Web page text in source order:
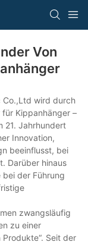
Von
Co.,Ltd wird durch
Kippanhänger –
21. Jahrhundert
Innovation,
beeinflusst, bei
Darüber hinaus
der Führung
zwangsläufig
zu einer
Seit der